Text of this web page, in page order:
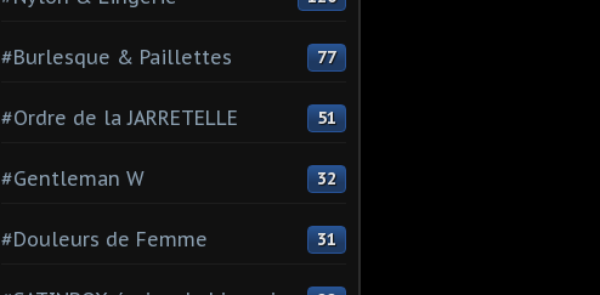
#Burlesque & Paillettes 77
#Ordre de la JARRETELLE 51
#Gentleman W 32
#Douleurs de Femme 31